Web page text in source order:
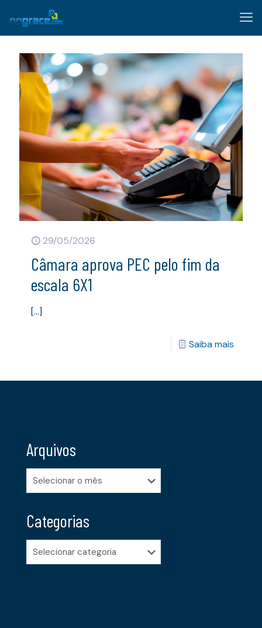
29/05/2026
Câmara aprova PEC pelo fim da
escala 6X1
[…]
Saiba mais
Arquivos
Arquivos
Categorias
Categorias